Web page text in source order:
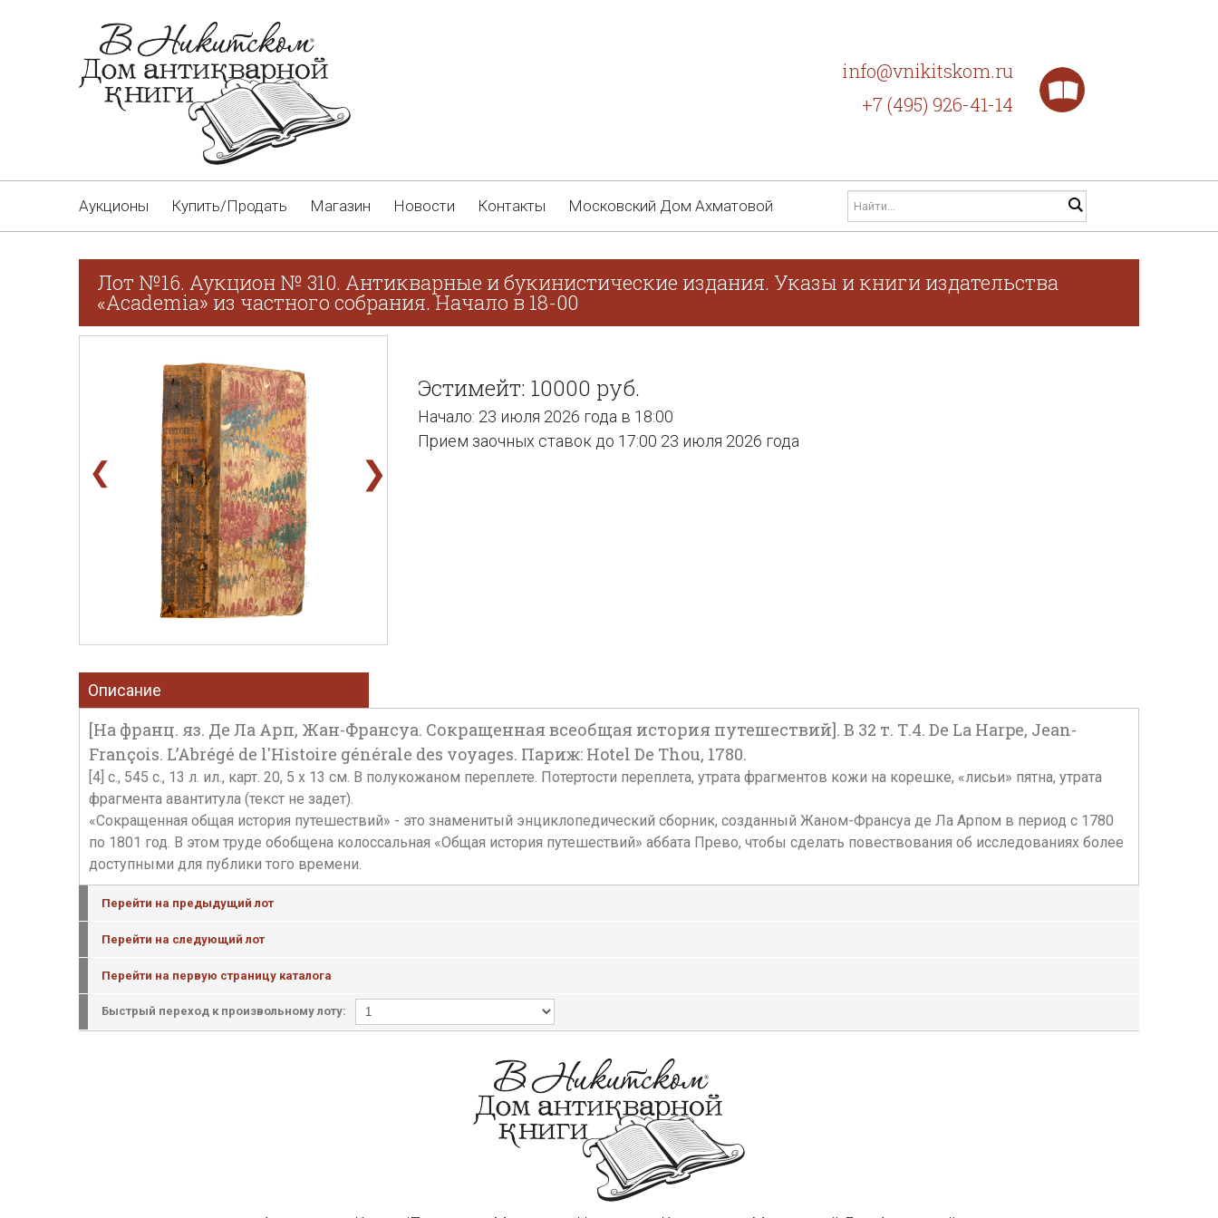
info@vnikitskom.ru
+7 (495) 926-41-14
Аукционы Купить/Продать Магазин Новости Контакты Московский Дом Ахматовой
Лот №16. Аукцион № 310. Антикварные и букинистические издания. Указы и книги издательства
«Academia» из частного собрания. Начало в 18-00
❮ ❯
Эстимейт: 10000 руб.
Начало: 23 июля 2026 года в 18:00
Прием заочных ставок до 17:00 23 июля 2026 года
Описание
[На франц. яз. Де Ла Арп, Жан-Франсуа. Сокращенная всеобщая история путешествий]. В 32 т. Т.4. De La Harpe, Jean-
François. L’Abrégé de l'Histoire générale des voyages. Париж: Hotel De Thou, 1780.
[4] с., 545 с., 13 л. ил., карт. 20, 5 х 13 см. В полукожаном переплете. Потертости переплета, утрата фрагментов кожи на корешке, «лисьи» пятна, утрата
фрагмента авантитула (текст не задет).
«Сокращенная общая история путешествий» - это знаменитый энциклопедический сборник, созданный Жаном-Франсуа де Ла Арпом в период с 1780
по 1801 год. В этом труде обобщена колоссальная «Общая история путешествий» аббата Прево, чтобы сделать повествования об исследованиях более
доступными для публики того времени.
Перейти на предыдущий лот
Перейти на следующий лот
Перейти на первую страницу каталога
Быстрый переход к произвольному лоту: